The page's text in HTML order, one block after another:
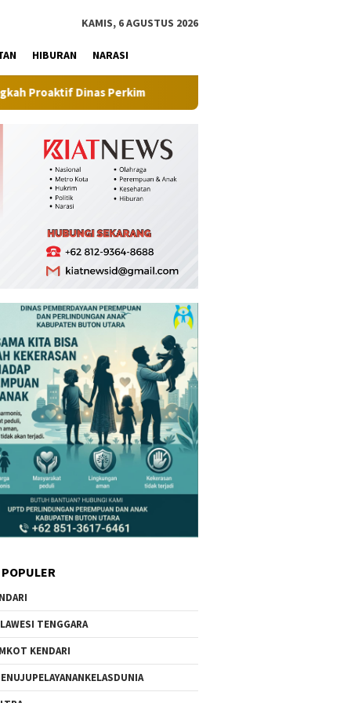
KAMIS, 6 AGUSTUS 2026
HIBURAN NARASI
Perkim Pilot Project, Kementerian ATR/BPN Uji Coba
TENGGARA
KENDARI